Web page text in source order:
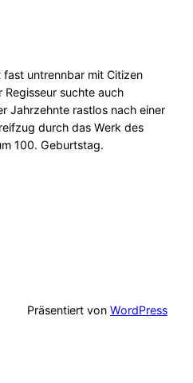
fast untrennbar mit Citizen
suchte auch
Jahrzehnte rastlos nach einer
durch das Werk des
100. Geburtstag.
Präsentiert von WordPress